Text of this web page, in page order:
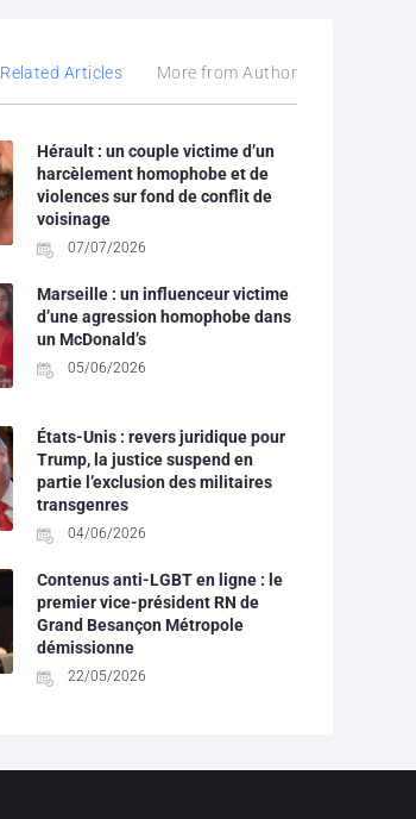
Related Articles More from Author
Hérault : un couple victime d’un
harcèlement homophobe et de
violences sur fond de conflit de
voisinage
07/07/2026
Marseille : un influenceur victime
d’une agression homophobe dans
un McDonald’s
05/06/2026
États-Unis : revers juridique pour
Trump, la justice suspend en
partie l’exclusion des militaires
transgenres
04/06/2026
Contenus anti-LGBT en ligne : le
premier vice-président RN de
Grand Besançon Métropole
démissionne
22/05/2026